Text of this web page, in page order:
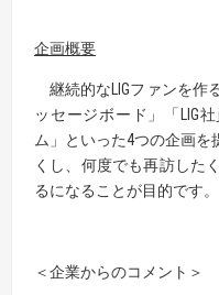
企画概要
継続的なLIGファンを作
ッセージボード」「LIG
ム」といった4つの企画
くし、何度でも再訪した
るになることが目的です。
＜企業からのコメント＞